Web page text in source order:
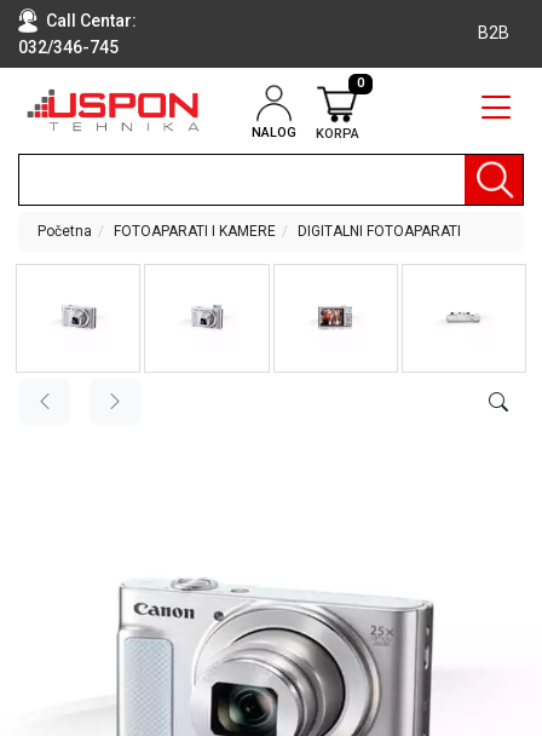
Call Centar:
032/346-745
B2B
NALOG KORPA
0
RAČUNARI
TEHNIKA
OPREMA
AUDIO,
VIDEO
Početna FOTOAPARATI I KAMERE DIGITALNI FOTOAPARATI